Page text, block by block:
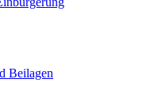
Beilagen